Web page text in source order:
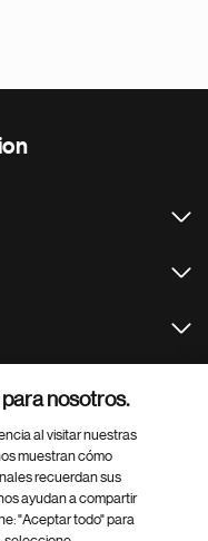
nosotros.
al visitar nuestras
muestran cómo
recuerdan sus
ayudan a compartir
"Aceptar todo" para